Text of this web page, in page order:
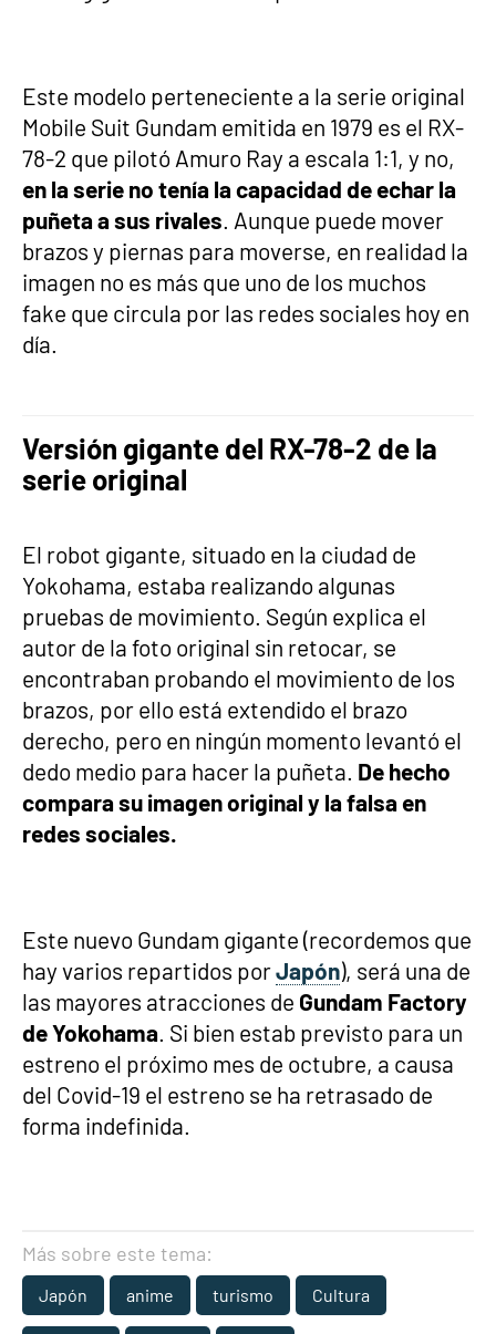
Este modelo perteneciente a la serie original
Mobile Suit Gundam emitida en 1979 es el RX-
78-2 que pilotó Amuro Ray a escala 1:1, y no,
en la serie no tenía la capacidad de echar la
puñeta a sus rivales. Aunque puede mover
brazos y piernas para moverse, en realidad la
imagen no es más que uno de los muchos
fake que circula por las redes sociales hoy en
día.
Versión gigante del RX-78-2 de la
serie original
El robot gigante, situado en la ciudad de
Yokohama, estaba realizando algunas
pruebas de movimiento. Según explica el
autor de la foto original sin retocar, se
encontraban probando el movimiento de los
brazos, por ello está extendido el brazo
derecho, pero en ningún momento levantó el
dedo medio para hacer la puñeta. De hecho
compara su imagen original y la falsa en
redes sociales.
Este nuevo Gundam gigante (recordemos que
hay varios repartidos porJapón), será una de
las mayores atracciones de Gundam Factory
de Yokohama. Si bien estab previsto para un
estreno el próximo mes de octubre, a causa
del Covid-19 el estreno se ha retrasado de
forma indefinida.
Más sobre este tema:
Japón anime turismo Cultura